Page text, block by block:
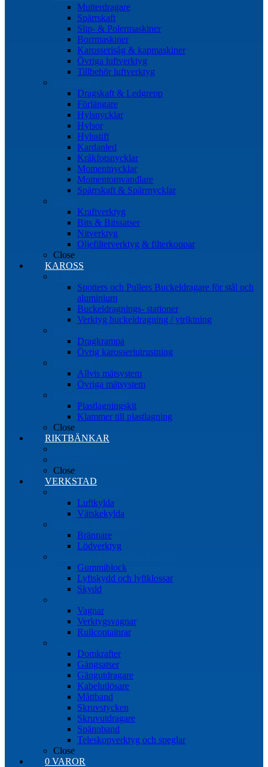
Mutterdragare
Spärrskaft
Slip- & Polermaskiner
Borrmaskiner
Karosserisåg & kapmaskiner
Övriga luftverktyg
Tillbehör luftverktyg
Dragskaft & Ledgrepp
Förlängare
Hylsnycklar
Hylsor
Hylsstift
Kardanled
Kråkfotsnycklar
Momentnycklar
Momentomvandlare
Spärrskaft & Spärrnycklar
Kraftverktyg
Bits & Bitssatser
Nitverktyg
Oljefilterverktyg & filterkoppar
Close
KAROSS
Spotters och Pullers Buckeldragare för stål och
aluminium
Buckeldragnings- stationer
Verktyg buckeldragning / ytriktning
Dragkrampa
Övrig karosseriutrustning
Allvis mätsystem
Övriga mätsystem
Plastlagningskit
Klammer till plastlagning
Close
RIKTBÄNKAR
Close
VERKSTAD
Luftkylda
Vätskekylda
Brännare
Lödverktyg
Gummiblock
Lyftskydd och lyftklossar
Skydd
Vagnar
Verktygsvagnar
Rullcontainrar
Domkrafter
Gängsatser
Gängutdragare
Kabelutlösare
Måttband
Skruvstycken
Skruvutdragare
Spännband
Teleskopverktyg och speglar
Close
0 VAROR